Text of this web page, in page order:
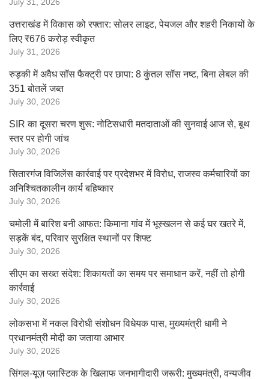
July 31, 2026
उत्तराखंड में विकास को रफ्तार: सोलर लाइट, पेयजल और शहरी निकायों के
लिए ₹676 करोड़ स्वीकृत
July 31, 2026
रुड़की में अवैध सॉस फैक्ट्री पर छापा: 8 कुंतल सॉस नष्ट, बिना लेबल की
351 बोतलें जब्त
July 30, 2026
SIR का दूसरा चरण शुरू: नोटिसधारी मतदाताओं की सुनवाई आज से, बूथ
स्तर पर होगी जांच
July 30, 2026
सितारगंज विजिलेंस कार्रवाई पर प्रदेशभर में विरोध, राजस्व कर्मचारियों का
अनिश्चितकालीन कार्य बहिष्कार
July 30, 2026
चमोली में बारिश बनी आफत: किमाना गांव में भूस्खलन से कई घर खतरे में,
सड़कें बंद, परिवार सुरक्षित स्थानों पर शिफ्ट
July 30, 2026
सीएम का सख्त संदेश: शिकायतों का समय पर समाधान करें, नहीं तो होगी
कार्रवाई
July 30, 2026
लोकसभा में नकल विरोधी संशोधन विधेयक पास, मुख्यमंत्री धामी ने
प्रधानमंत्री मोदी का जताया आभार
July 30, 2026
सिंगल-यूज़ प्लास्टिक के खिलाफ जनभागीदारी जरूरी: मुख्यमंत्री, वन्यजीव